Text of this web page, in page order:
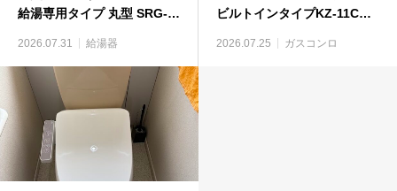
給湯専用タイプ 丸型 SRG-
2026.07.31 給湯器
ビルトインタイプKZ-11Cビ
2026.07.25 ガスコンロ